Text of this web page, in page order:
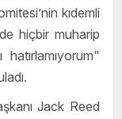
kıdemli
hiçbir muharip
hatırlamıyorum"
Jack Reed